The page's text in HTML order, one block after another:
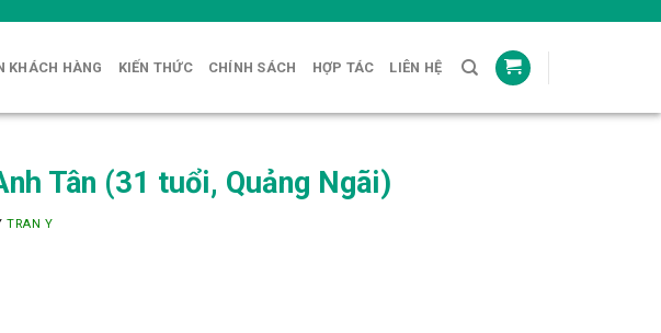
KHÁCH HÀNG KIẾN THỨC CHÍNH SÁCH HỢP TÁC LIÊN HỆ
Tân (31 tuổi, Quảng Ngãi)
TRAN Y